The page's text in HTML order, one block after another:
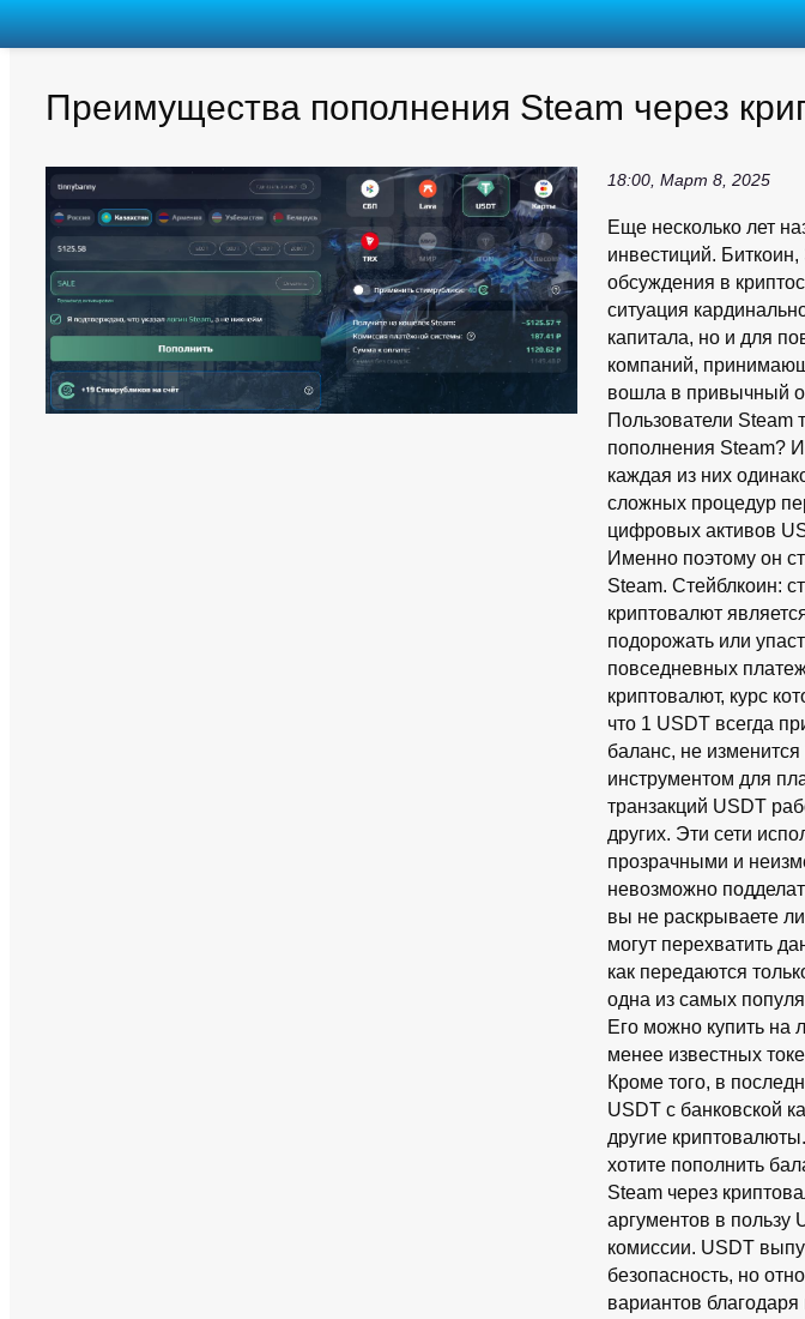
Преимущества пополнения Steam через
18:00, Март 8, 2025
Еще несколько лет
инвестиций.
обсуждения в
ситуация
капитала, но и для
компаний,
вошла в привычный
Пользователи Steam
пополнения Steam?
каждая из них
сложных процедур
цифровых активов
Именно поэтому он
Steam. Стейблкоин:
криптовалют
подорожать или
повседневных
криптовалют, курс
что 1 USDT всегда
баланс, не
инструментом для
транзакций USDT
других. Эти сети
прозрачными и
невозможно
вы не раскрываете
могут перехватить
как передаются
одна из самых
Его можно купить на
менее известных
Кроме того, в
USDT с банковской
другие
хотите пополнить
Steam через
аргументов в пользу
комиссии. USDT
безопасность, но
вариантов